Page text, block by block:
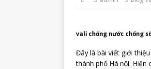
vali chống nước chống
Đây là bài viết giới
thành phố Hà nội. Hiện